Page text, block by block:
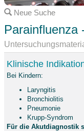
Neue Suche
Parainfluenza
Klinische
Bei Kindern:
Laryngitis
Bronchiolitis
Pneumonie
Krupp-Syndrom
Für die Akutdiagnostik